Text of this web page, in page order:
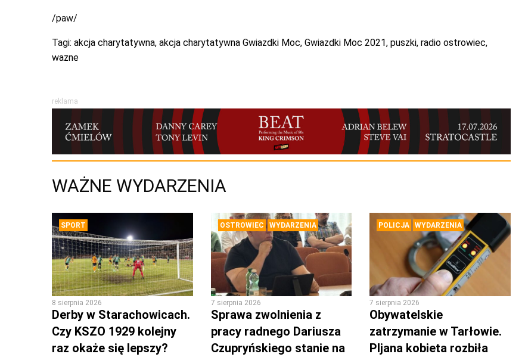
/paw/
Tagi: akcja charytatywna, akcja charytatywna Gwiazdki Moc, Gwiazdki Moc 2021, puszki, radio ostrowiec,
wazne
reklama
WAŻNE WYDARZENIA
SPORT
8 sierpnia 2026
Derby w Starachowicach.
Czy KSZO 1929 kolejny
raz okaże się lepszy?
OSTROWIEC WYDARZENIA
7 sierpnia 2026
Sprawa zwolnienia z
pracy radnego Dariusza
Czupryńskiego stanie na
POLICJA WYDARZENIA
7 sierpnia 2026
Obywatelskie
zatrzymanie w Tarłowie.
PIjana kobieta rozbiła